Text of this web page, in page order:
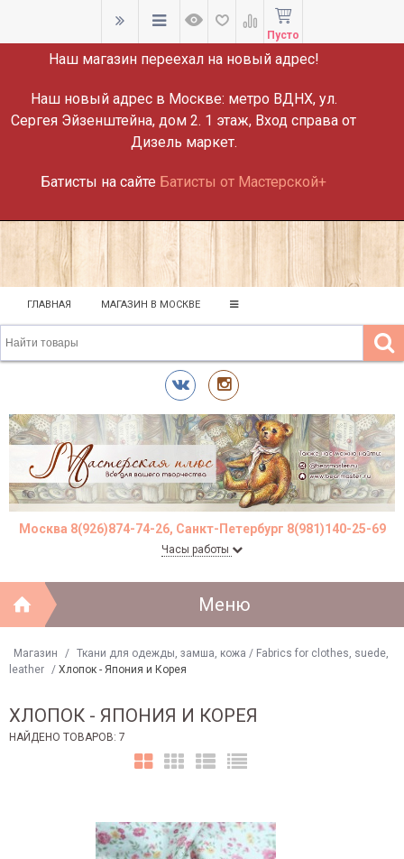
ВНИМАНИЕ!
Наш магазин переехал на новый адрес!
Наш новый адрес в Москве: метро ВДНХ, ул.
Сергея Эйзенштейна, дом 2. 1 этаж, Вход справа от
Дизель маркет.
Батисты на сайте Батисты от Мастерской+
Пусто
ГЛАВНАЯ МАГАЗИН В МОСКВЕ
Москва 8(926)874-74-26, Санкт-Петербург 8(981)140-25-69
Часы работы
Меню
Магазин / Ткани для одежды, замша, кожа / Fabrics for clothes, suede,
leather
/ Хлопок - Япония и Корея
ХЛОПОК - ЯПОНИЯ И КОРЕЯ
НАЙДЕНО ТОВАРОВ: 7